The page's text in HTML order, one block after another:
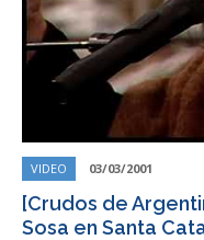
VIDEO 03/03/2001
[Crudos de
Sosa en Santa